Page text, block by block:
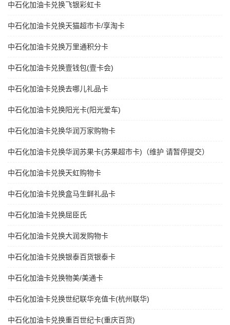
中石化加油卡兑换飞银彩虹卡
中石化加油卡兑换天猫超市卡/享淘卡
中石化加油卡兑换万里通积分卡
中石化加油卡兑换壹钱包(壹卡会)
中石化加油卡兑换去哪儿礼品卡
中石化加油卡兑换阳光卡(阳光爱车)
中石化加油卡兑换华润万家购物卡
中石化加油卡兑换华润苏果卡(苏果超市卡)（维护 请暂停提交）
中石化加油卡兑换天虹购物卡
中石化加油卡兑换盒马生鲜礼品卡
中石化加油卡兑换屈臣氏
中石化加油卡兑换大润发购物卡
中石化加油卡兑换银泰百货银泰卡
中石化加油卡兑换物美/美通卡
中石化加油卡兑换世纪联华充值卡(杭州联华)
中石化加油卡兑换重百世纪卡(重庆百货)